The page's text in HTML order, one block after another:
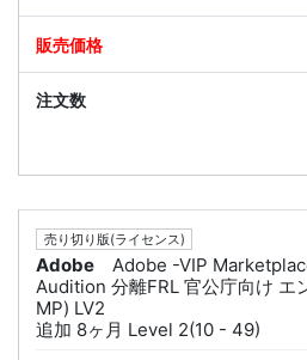
売り切り版(ライセンス)
Adobe
Adobe -VIP
Audition 分離FRL 官公庁向け エ
MP) LV2
追加 8ヶ月 Level 2(10 - 49)